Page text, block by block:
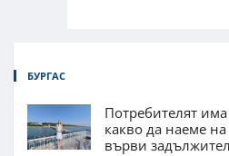
БУРГАС
Потребителят
какво да наеме
върви